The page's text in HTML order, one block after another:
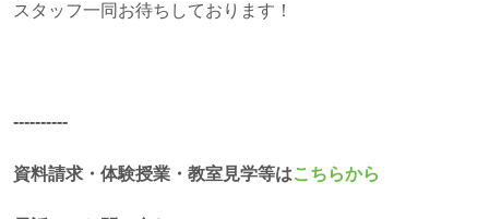
スタッフ一同お待ちしております！
‐‐‐‐‐‐‐‐‐‐
資料請求・体験授業・教室見学等はこちらから